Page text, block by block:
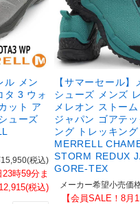
ル メン
タ 3 ウォ
ット ア
ューズ
(税込)
23時59分ま
(税込)
【サマーセール】
シューズ メンズ
メレオン ストー
ジャパン ゴアテ
ング トレッキン
MERRELL
STORM REDUX
GORE-TEX
メーカー希望小売価
【会員SALE！8月